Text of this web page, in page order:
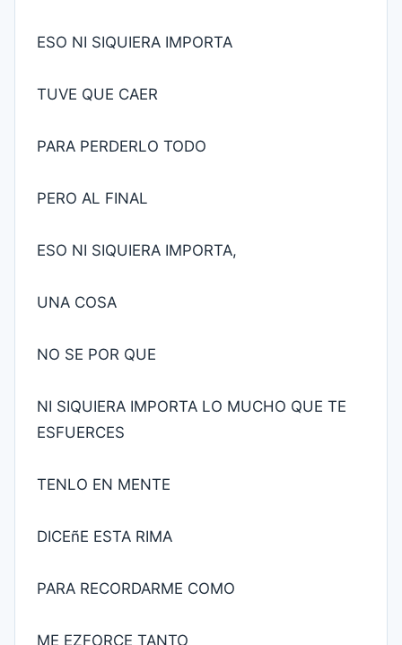
ESO NI SIQUIERA IMPORTA
TUVE QUE CAER
PARA PERDERLO TODO
PERO AL FINAL
ESO NI SIQUIERA IMPORTA,
UNA COSA
NO SE POR QUE
NI SIQUIERA IMPORTA LO MUCHO QUE TE
ESFUERCES
TENLO EN MENTE
DICEñE ESTA RIMA
PARA RECORDARME COMO
ME EZFORCE TANTO